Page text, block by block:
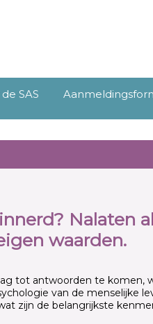
SAS
Nalaten
waarden.
tot antwoorden te komen,
van de menselijke
zijn de belangrijkste